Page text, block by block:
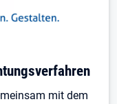
mit dem